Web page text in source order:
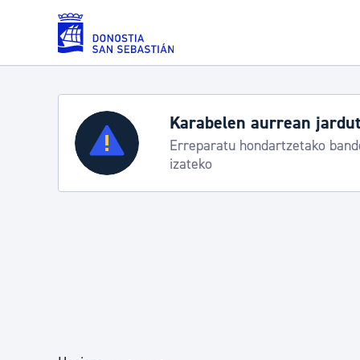
Eduki nagusira joan
Zerbitzuak
Errolda eta gai pertsonalak
Aste Nagusia 2026:
Abuztuak 8-15